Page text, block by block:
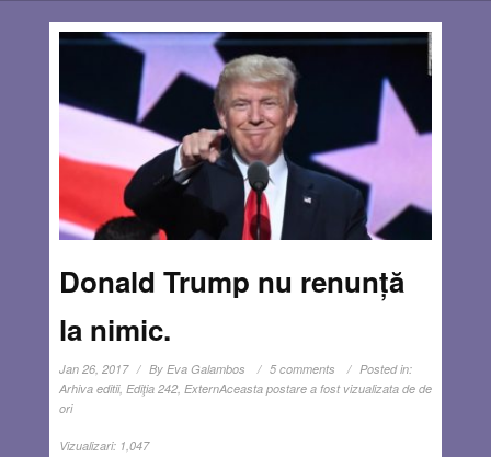
Donald Trump nu renunță
la nimic.
Jan 26, 2017 By Eva Galambos 5 comments
Posted in:
Arhiva editii, Ediţia 242, ExternAceasta postare a fost vizualizata de de
ori
Vizualizari: 1,047